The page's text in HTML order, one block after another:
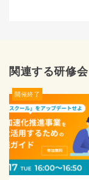
関連する研修会
開催終了